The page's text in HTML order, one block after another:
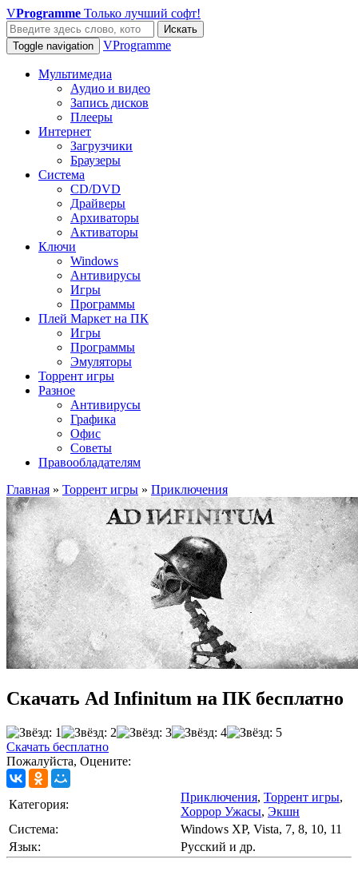
VProgramme Только лучший софт!
Искать
Toggle navigation
VProgramme
Мультимедиа
Аудио и видео
Запись дисков
Плееры
Интернет
Загрузчики
Браузеры
Система
CD/DVD
Драйверы
Архиваторы
Активаторы
Ключи
Windows
Антивирусы
Игры
Программы
Плей Маркет на ПК
Игры
Программы
Эмуляторы
Торрент игры
Разное
Антивирусы
Графика
Офис
Советы
Правообладателям
Главная » Торрент игры » Приключения
Скачать Ad Infinitum на ПК бесплатно
Скачать бесплатно
Пожалуйста, Оцените:
Категория:
Приключения, Торрент игры,
Хоррор Ужасы, Экшн
Cистема:
Windows XP, Vista, 7, 8, 10, 11
Язык:
Русский и др.